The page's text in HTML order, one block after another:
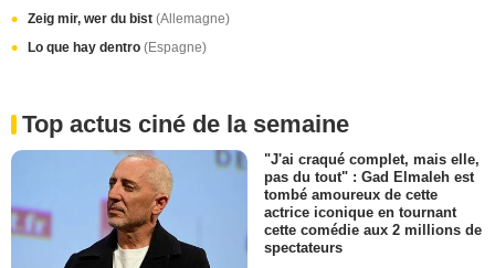
Zeig mir, wer du bist (Allemagne)
Lo que hay dentro (Espagne)
Top actus ciné de la semaine
"J'ai craqué complet, mais elle,
pas du tout" : Gad Elmaleh est
tombé amoureux de cette
actrice iconique en tournant
cette comédie aux 2 millions de
spectateurs